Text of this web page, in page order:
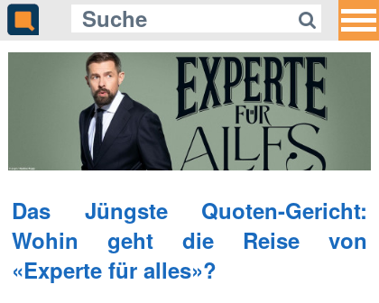
Das Jüngste Quoten-Gericht:
Wohin geht die Reise von
«Experte für alles»?